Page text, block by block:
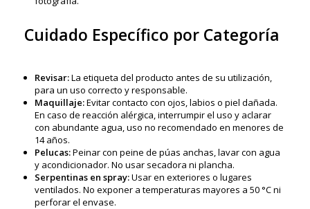
Cuidado Específico por Categoría
Revisar:La etiqueta del producto antes de su utilización,
para un uso correcto y responsable.
Maquillaje:Evitar contacto con ojos, labios o piel dañada.
En caso de reacción alérgica, interrumpir el uso y aclarar
con abundante agua, uso no recomendado en menores de
14 años.
Pelucas:Peinar con peine de púas anchas, lavar con agua
y acondicionador. No usar secadora ni plancha.
Serpentinas en spray:Usar en exteriores o lugares
ventilados. No exponer a temperaturas mayores a 50 °C ni
perforar el envase.